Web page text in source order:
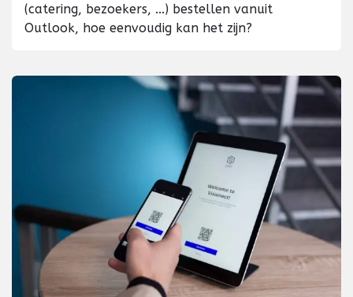
(catering, bezoekers, ...) bestellen vanuit
Outlook, hoe eenvoudig kan het zijn?